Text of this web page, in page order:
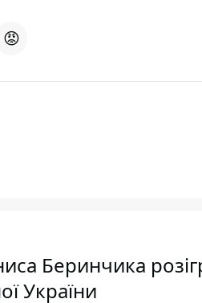
😡
Беринчика
України